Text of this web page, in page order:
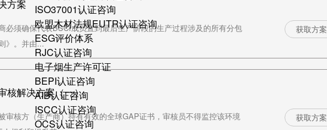
ISO37001认证咨询
欧盟木材法规EUTR认证咨询
ESG评价体系
RJC认证咨询
电子烟生产许可证
BEPI认证咨询
AIB认证咨询
ISCC认证咨询
OCS认证咨询
方案
必须确保代表BSCI成员直到最后生产阶段的生产过程涉及的所有分包
》。并由...
获取方案
核解决方案（一）
审核方（生产商）持有有效的全球GAP证书，审核员不得监控该环境
获取方案